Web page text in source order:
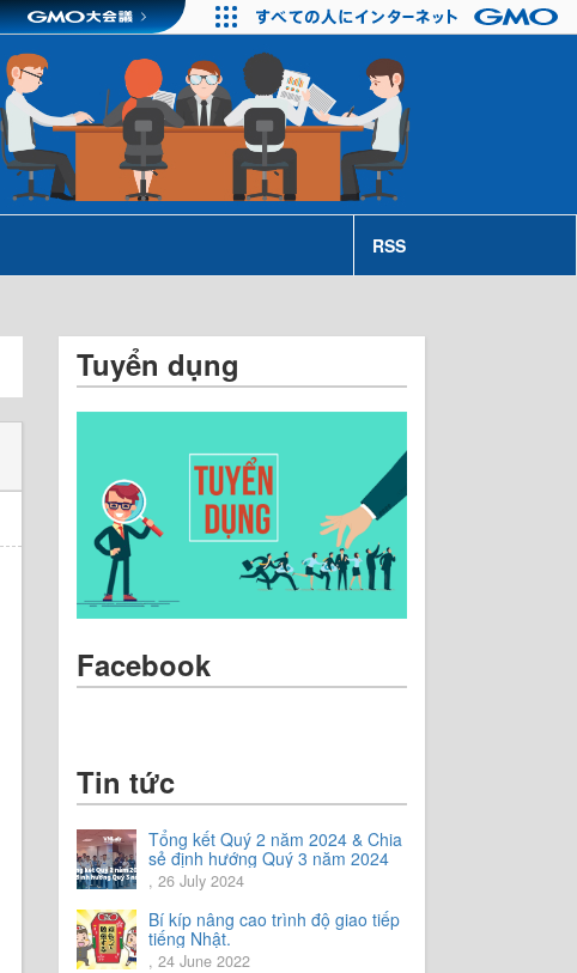
RSS
Tuyển dụng
Facebook
Tin tức
Tổng kết Quý 2 năm 2024 & Chia
sẻ định hướng Quý 3 năm 2024
, 26 July 2024
Bí kíp nâng cao trình độ giao tiếp
tiếng Nhật.
, 24 June 2022